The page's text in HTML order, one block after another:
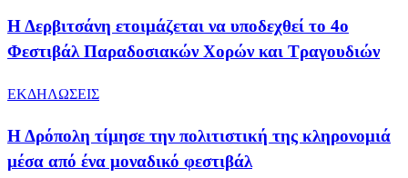
Η Δερβιτσάνη ετοιμάζεται να υποδεχθεί το 4ο
Φεστιβάλ Παραδοσιακών Χορών και Τραγουδιών
ΕΚΔΗΛΩΣΕΙΣ
Η Δρόπολη τίμησε την πολιτιστική της κληρονομιά
μέσα από ένα μοναδικό φεστιβάλ